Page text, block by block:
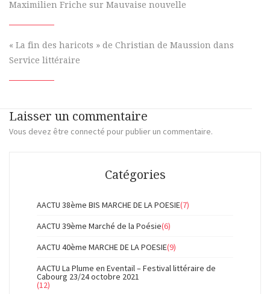
Maximilien Friche sur Mauvaise nouvelle
« La fin des haricots » de Christian de Maussion dans
Service littéraire
Laisser un commentaire
Vous devez être connecté pour publier un commentaire.
Catégories
AACTU 38ème BIS MARCHE DE LA POESIE(7)
AACTU 39ème Marché de la Poésie(6)
AACTU 40ème MARCHE DE LA POESIE(9)
AACTU La Plume en Eventail – Festival littéraire de
Cabourg 23/24 octobre 2021
(12)